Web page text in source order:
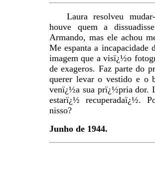
Laura resolveu
houve quem a
Armando, mas ele achou
Me espanta a
imagem que a visï¿½o
de exageros. Faz parte do
querer levar o vestido e o
venï¿½a sua prï¿½pria dor.
estarï¿½ recuperadaï¿½.
nisso?
Junho de 1944.